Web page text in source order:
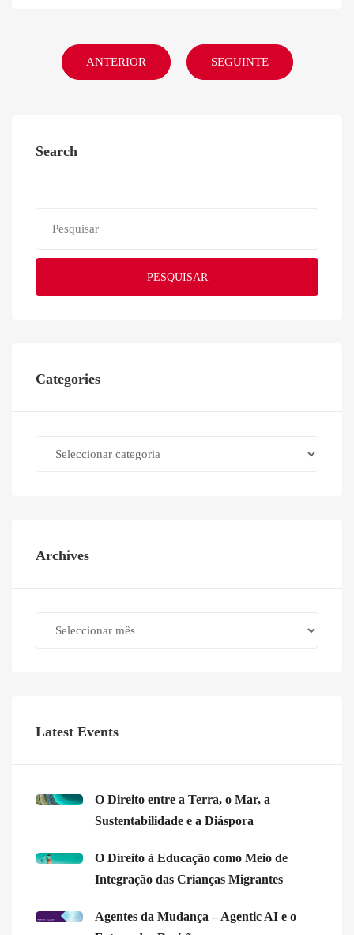
ANTERIOR SEGUINTE
Search
PESQUISAR
Categories
Archives
Latest Events
O Direito entre a Terra, o Mar, a
Sustentabilidade e a Diáspora
O Direito à Educação como Meio de
Integração das Crianças Migrantes
Agentes da Mudança – Agentic AI e o